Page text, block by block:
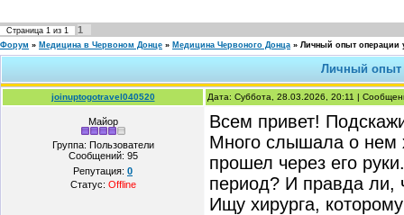
Страница 1 из 1 1
Форум » Медицина в Червоном Донце » Медицина Червоного Донца » Личный опыт операции
Личный опыт
joinuptogotravel040520 Дата: Суббота, 28.03.2026, 20:11 |
Майор
Группа: Пользователи
Сообщений: 95
Репутация: 0
Статус: Offline
Всем привет!
Много слышала о нем
прошел через его
период? И правда ли,
Ищу хирурга,